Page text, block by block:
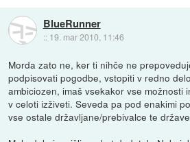
BlueRunner
:: 19. mar 2010, 11:46
Morda zato ne, ker ti nihče ne
podpisovati pogodbe, vstopiti v redno
ambiciozen, imaš vsekakor vse možnosti
v celoti izživeti. Seveda pa pod enakimi
vse ostale državljane/prebivalce te